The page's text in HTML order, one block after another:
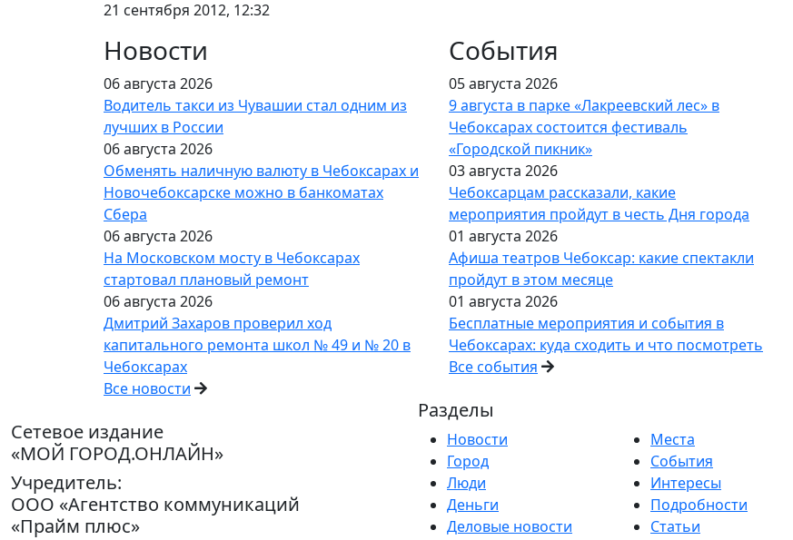
21 сентября 2012, 12:32
Новости
06 августа 2026
Водитель такси из Чувашии стал одним из
лучших в России
06 августа 2026
Обменять наличную валюту в Чебоксарах и
Новочебоксарске можно в банкоматах
Сбера
06 августа 2026
На Московском мосту в Чебоксарах
стартовал плановый ремонт
06 августа 2026
Дмитрий Захаров проверил ход
капитального ремонта школ № 49 и № 20 в
Чебоксарах
Все новости
События
05 августа 2026
9 августа в парке «Лакреевский лес» в
Чебоксарах состоится фестиваль
«Городской пикник»
03 августа 2026
Чебоксарцам рассказали, какие
мероприятия пройдут в честь Дня города
01 августа 2026
Афиша театров Чебоксар: какие спектакли
пройдут в этом месяце
01 августа 2026
Бесплатные мероприятия и события в
Чебоксарах: куда сходить и что посмотреть
Все события
Сетевое издание
«МОЙ ГОРОД.ОНЛАЙН»
Учредитель:
ООО «Агентство коммуникаций
«Прайм плюс»
Разделы
Новости
Город
Люди
Деньги
Деловые новости
Места
События
Интересы
Подробности
Статьи